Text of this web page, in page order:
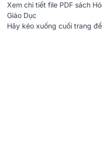
Xem chi tiết file PDF sách
Giáo Dục
Hãy kéo xuống cuối trang